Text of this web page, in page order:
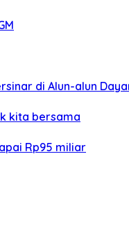
di Alun-alun
kita bersama
Rp95 miliar